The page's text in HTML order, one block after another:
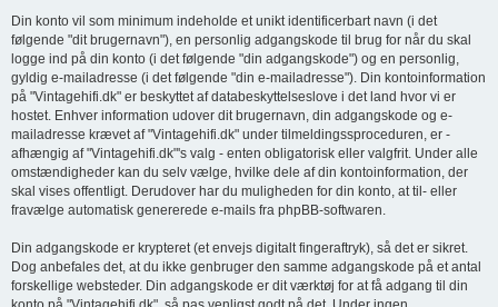
Din konto vil som minimum indeholde et unikt identificerbart navn (i det
følgende "dit brugernavn"), en personlig adgangskode til brug for når du skal
logge ind på din konto (i det følgende "din adgangskode") og en personlig,
gyldig e-mailadresse (i det følgende "din e-mailadresse"). Din kontoinformation
på "Vintagehifi.dk" er beskyttet af databeskyttelseslove i det land hvor vi er
hostet. Enhver information udover dit brugernavn, din adgangskode og e-
mailadresse krævet af "Vintagehifi.dk" under tilmeldingssproceduren, er -
afhængig af "Vintagehifi.dk"'s valg - enten obligatorisk eller valgfrit. Under alle
omstændigheder kan du selv vælge, hvilke dele af din kontoinformation, der
skal vises offentligt. Derudover har du muligheden for din konto, at til- eller
fravælge automatisk genererede e-mails fra phpBB-softwaren.
Din adgangskode er krypteret (et envejs digitalt fingeraftryk), så det er sikret.
Dog anbefales det, at du ikke genbruger den samme adgangskode på et antal
forskellige websteder. Din adgangskode er dit værktøj for at få adgang til din